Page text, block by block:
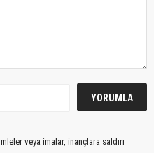
veya imalar, inançlara saldırı